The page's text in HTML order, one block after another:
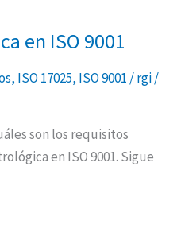
en ISO 9001
, ISO 17025, ISO 9001 /rgi/
son los requisitos
en ISO 9001. Sigue